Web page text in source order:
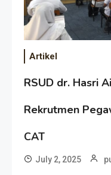
Artikel
RSUD dr. Hasri
Rekrutmen
CAT
July 2, 2025